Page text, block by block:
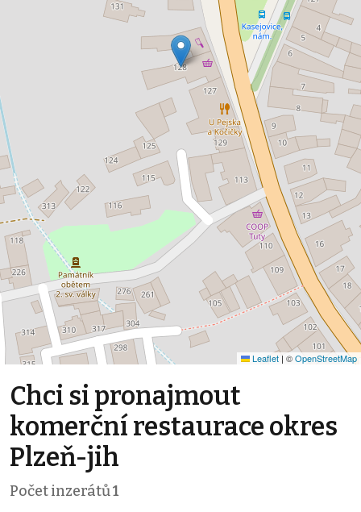
Leaflet | ©OpenStreetMap
Chci si pronajmout
komerční restaurace okres
Plzeň-jih
Počet inzerátů1